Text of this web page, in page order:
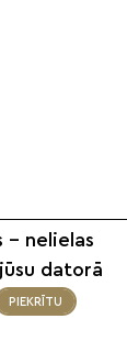
nelielas
datorā
PIEKRĪTU